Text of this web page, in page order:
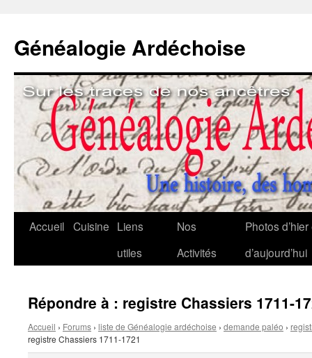
Généalogie Ardéchoise
Aller
Accueil Cuisine Liens
utiles
Nos
Activités
Photos d’hier
d’aujourd’hui
Répondre à : registre Chassiers 1711-
Accueil › Forums › liste de Généalogie ardéchoise › demande paléo ›
registre Chassiers 1711-1721